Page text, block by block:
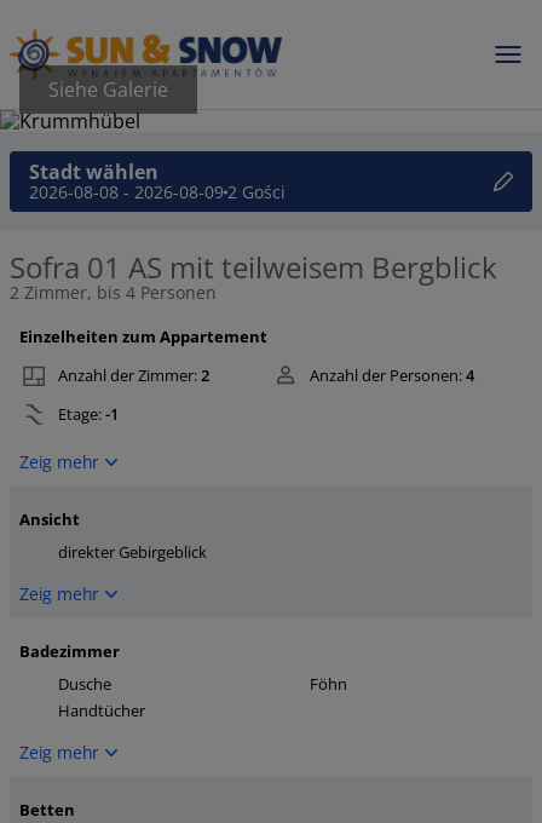
Siehe Galerie
Stadt wählen
2026-08-08 - 2026-08-092 Gości
Sofra 01 AS mit teilweisem Bergblick
2 Zimmer, bis 4 Personen
Einzelheiten zum Appartement
Anzahl der Zimmer:2 Anzahl der Personen:4
Etage:-1
Zeig mehr
Ansicht
direkter Gebirgeblick
Zeig mehr
Badezimmer
Dusche
Föhn
Handtücher
Zeig mehr
Betten